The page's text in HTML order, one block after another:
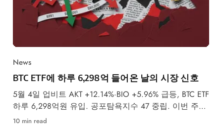
News
BTC ETF에 하루 6,298억 들어온 날의 시장 신호
5월 4일 업비트 AKT +12.14%·BIO +5.96% 급등, BTC ETF
하루 6,298억원 유입. 공포탐욕지수 47 중립. 이번 주
FOMC 금리 결정이 최대 변수입니다.
10 min read